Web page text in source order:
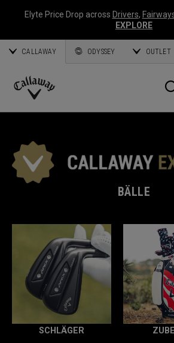
Elyte Price Drop across Drivers,
EXPLORE
CALLAWAY ODYSSEY OUTLET
Callaway
BÄLLE
SCHLÄGER